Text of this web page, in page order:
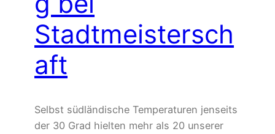
Stadtmeistersch
aft
Selbst südländische Temperaturen jenseits
der 30 Grad hielten mehr als 20 unserer